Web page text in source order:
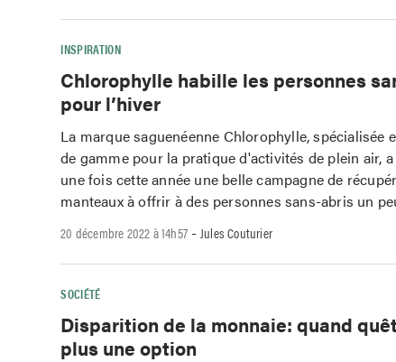
INSPIRATION
Chlorophylle habille les personnes
pour l’hiver
La marque saguenéenne Chlorophylle, spécialisée
de gamme pour la pratique d'activités de plein air,
une fois cette année une belle campagne de
manteaux à offrir à des personnes sans-abris un
20 décembre 2022 à 14h57 -Jules Couturier
SOCIÉTÉ
Disparition de la monnaie: quand
plus une option